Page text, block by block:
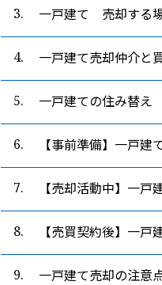
3. 一戸建て 売却する
4. 一戸建て売却仲介と
5. 一戸建ての住み替え
6. 【事前準備】一戸建
7. 【売却活動中】一戸
8. 【売買契約後】一戸
9. 一戸建て売却の注意